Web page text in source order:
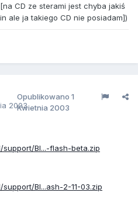
CD ze sterami jest chyba jakiś
ale ja takiego CD nie posiadam])
2003
Opublikowano 1
Kwietnia 2003
BI...-flash-beta.zip
BI...ash-2-11-03.zip